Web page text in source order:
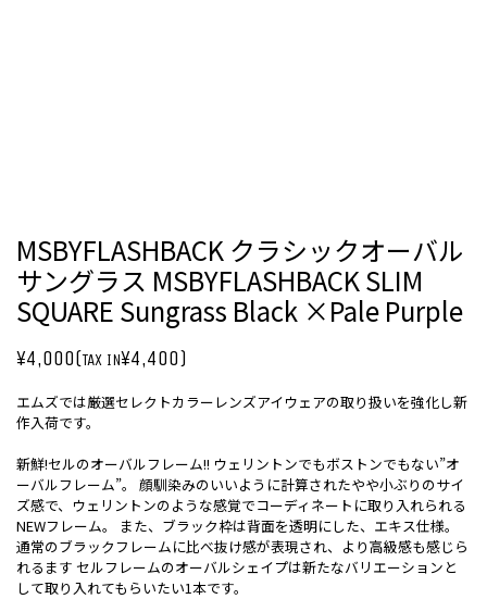
MSBYFLASHBACK クラシックオーバル
サングラス MSBYFLASHBACK SLIM
SQUARE Sungrass Black ×Pale Purple
¥4,000(TAX IN¥4,400)
エムズでは厳選セレクトカラーレンズアイウェアの取り扱いを強化し新
作入荷です。
新鮮!セルのオーバルフレーム!! ウェリントンでもボストンでもない”オ
ーバルフレーム”。 顔馴染みのいいように計算されたやや小ぶりのサイ
ズ感で、ウェリントンのような感覚でコーディネートに取り入れられる
NEWフレーム。 また、ブラック枠は背面を透明にした、エキス仕様。
通常のブラックフレームに比べ抜け感が表現され、より高級感も感じら
れるます セルフレームのオーバルシェイプは新たなバリエーションと
して取り入れてもらいたい1本です。